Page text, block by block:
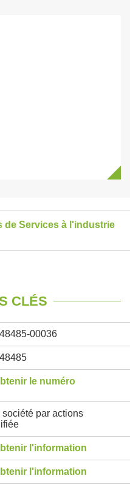
de Services à l'industrie
CLÉS
00036
le numéro
société par actions
l'information
l'information